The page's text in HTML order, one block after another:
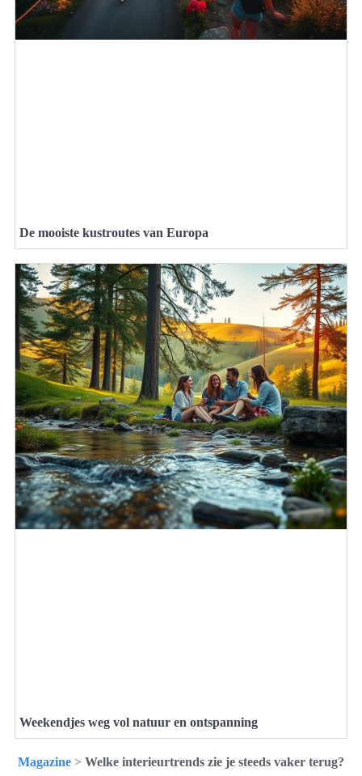
De mooiste kustroutes van Europa
Weekendjes weg vol natuur en ontspanning
Magazine > Welke interieurtrends zie je steeds vaker terug?